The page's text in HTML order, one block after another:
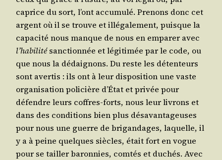
caprice du sort, l’ont accu­mu­lé. Pre­nons donc cet
argent où il se trouve et illé­ga­le­ment, puisque la
capa­ci­té nous manque de nous en empa­rer avec
l’ha­bi­li­tésanc­tion­née et légi­ti­mée par le code, ou
que nous la dédai­gnons. Du reste les déten­teurs
sont aver­tis : ils ont à leur dis­po­si­tion une vaste
orga­ni­sa­tion poli­cière d’É­tat et pri­vée pour
défendre leurs coffres-forts, nous leur livrons et
dans des condi­tions bien plus désa­van­ta­geuses
pour nous une guerre de bri­gan­dages, laquelle, il
y a à peine quelques siècles, était fort en vogue
pour se tailler baron­nies, com­tés et duchés. Avec